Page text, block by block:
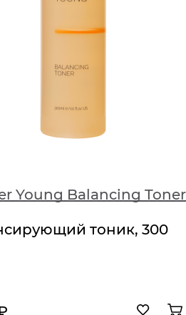
Young Balancing Toner
тоник, 300